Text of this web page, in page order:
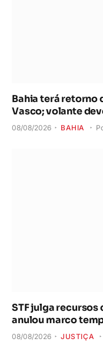
Bahia terá retorno
Vasco; volante
08/08/2026 BAHIA
STF julga
anulou marco
08/08/2026 JUSTIÇA